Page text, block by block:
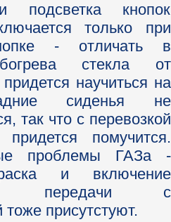
подсветка кнопок
только при
- отличать в
стекла от
научиться на
сиденья не
так что с перевозкой
помучится.
проблемы ГАЗа -
и включение
передачи с
тоже присутстуют.